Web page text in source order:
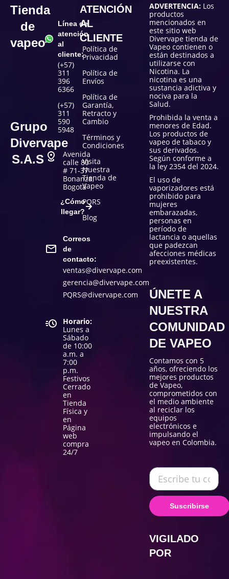
Tienda
de
vapeo
Grupo
Divervape
S.A.S
Línea de
atención
al
cliente:
(+57)
311
396
6366
(+57)
311
590
5948
Avenida
calle 80
# 71-37
Bonanza,
Bogotá
¿Cómo
llegar?
Correos
de
contacto:
ventas@divervape.com
gerencia@divervape.com
PQRS@divervape.com
Horario:
Lunes a
Sábado
de 10:00
a.m. a
7:00
p.m.
Festivos
Cerrado
en
Tienda
Física y
en
Página
web
compra
24/7
ATENCIÓN
AL
CLIENTE
Política de
Privacidad
Política de
Envíos
Política de
Garantía,
Retracto y
Cambio
Términos y
Condiciones
Visita
Nuestra
Tienda de
Vapeo
PQRS
Blog
ADVERTENCIA: Los
productos
mencionados en
este sitio web
Divervape tienda de
Vapeo contienen o
están destinados a
utilizarse con
Nicotina. La
nicotina es una
sustancia adictiva y
nociva para la
Salud.
Prohibida la venta a
menores de Edad.
Los productos de
vapeo de tabaco y
sus derivados.
Según conforme a
la ley 2354 del 2024.
El uso de
vaporizadores está
prohibido para
mujeres
embarazadas,
personas en
período de
lactancia o aquellas
que padezcan
afecciones médicas
preexistentes.
ÚNETE A
NUESTRA
COMUNIDAD
DE VAPEO
Contamos con 5
años, ofreciendo los
mejores productos
de Vapeo,
comprometidos con
el medio ambiente
al reciclar los
equipos
electrónicos e
impulsando el
vapeo en Colombia.
Suscribirse
VIGILADO
POR